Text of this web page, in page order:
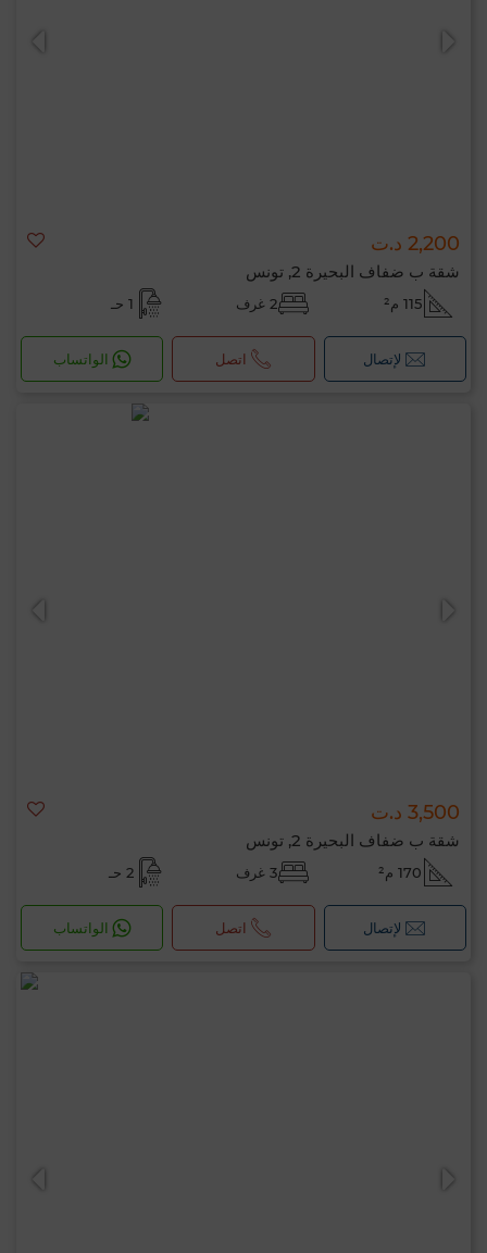
2,200 د.ت
شقة ب ضفاف البحيرة 2, تونس
115 م² 2 غرف 1 حـ
لإتصال اتصل الواتساب
3,500 د.ت
شقة ب ضفاف البحيرة 2, تونس
170 م² 3 غرف 2 حـ
لإتصال اتصل الواتساب